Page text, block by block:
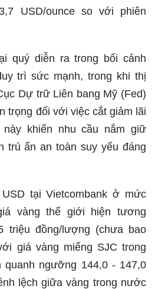
USD/ounce so với phiên
quý diễn ra trong bối cảnh
trì sức mạnh, trong khi thị
Dự trữ Liên bang Mỹ (Fed)
trọng đối với việc cắt giảm lãi
khiến nhu cầu nắm giữ
trú ẩn an toàn suy yếu đáng
tại Vietcombank ở mức
vàng thế giới hiện tương
triệu đồng/lượng (chưa bao
giá vàng miếng SJC trong
quanh ngưỡng 144,0 - 147,0
lệch giữa vàng trong nước